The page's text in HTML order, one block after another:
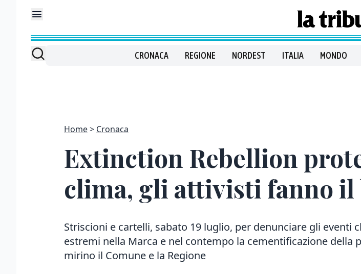
CRONACA REGIONE NORDEST ITALIA MONDO
Home Cronaca
Extinction Rebellion
clima, gli attivisti fanno il
Striscioni e cartelli, sabato 19 luglio, per denunciare gli eventi
estremi nella Marca e nel contempo la cementificazione della
mirino il Comune e la Regione